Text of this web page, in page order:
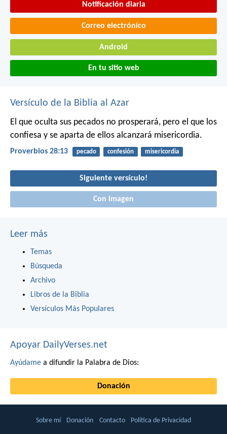
Notificación diaria
Correo electrónico
Android
En tu sitio web
Versículo de la Biblia al Azar
El que oculta sus pecados no prosperará, pero el que los
confiesa y se aparta de ellos alcanzará misericordia.
Proverbios 28:13 pecado confesión misericordia
Siguiente versículo!
Con imagen
Leer más
Temas
Búsqueda
Archivo
Libros de la Biblia
Versículos Más Populares
Apoyar DailyVerses.net
Ayúdame a difundir la Palabra de Dios:
Donación
Sobre mí Donación Contacto Política de Privacidad